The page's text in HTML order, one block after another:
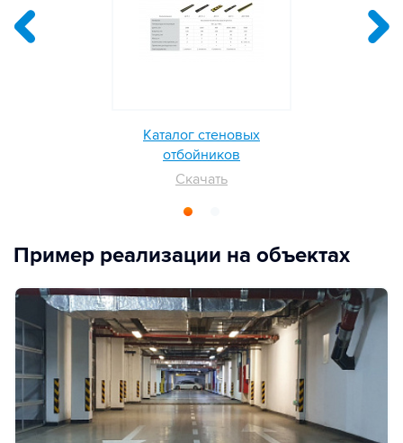
Каталог стеновых
отбойников
Скачать
Пример реализации на объектах